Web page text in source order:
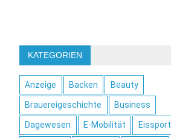
KATEGORIEN
Anzeige Backen Beauty
Brauereigeschichte Business
Dagewesen E-Mobilität Eissport